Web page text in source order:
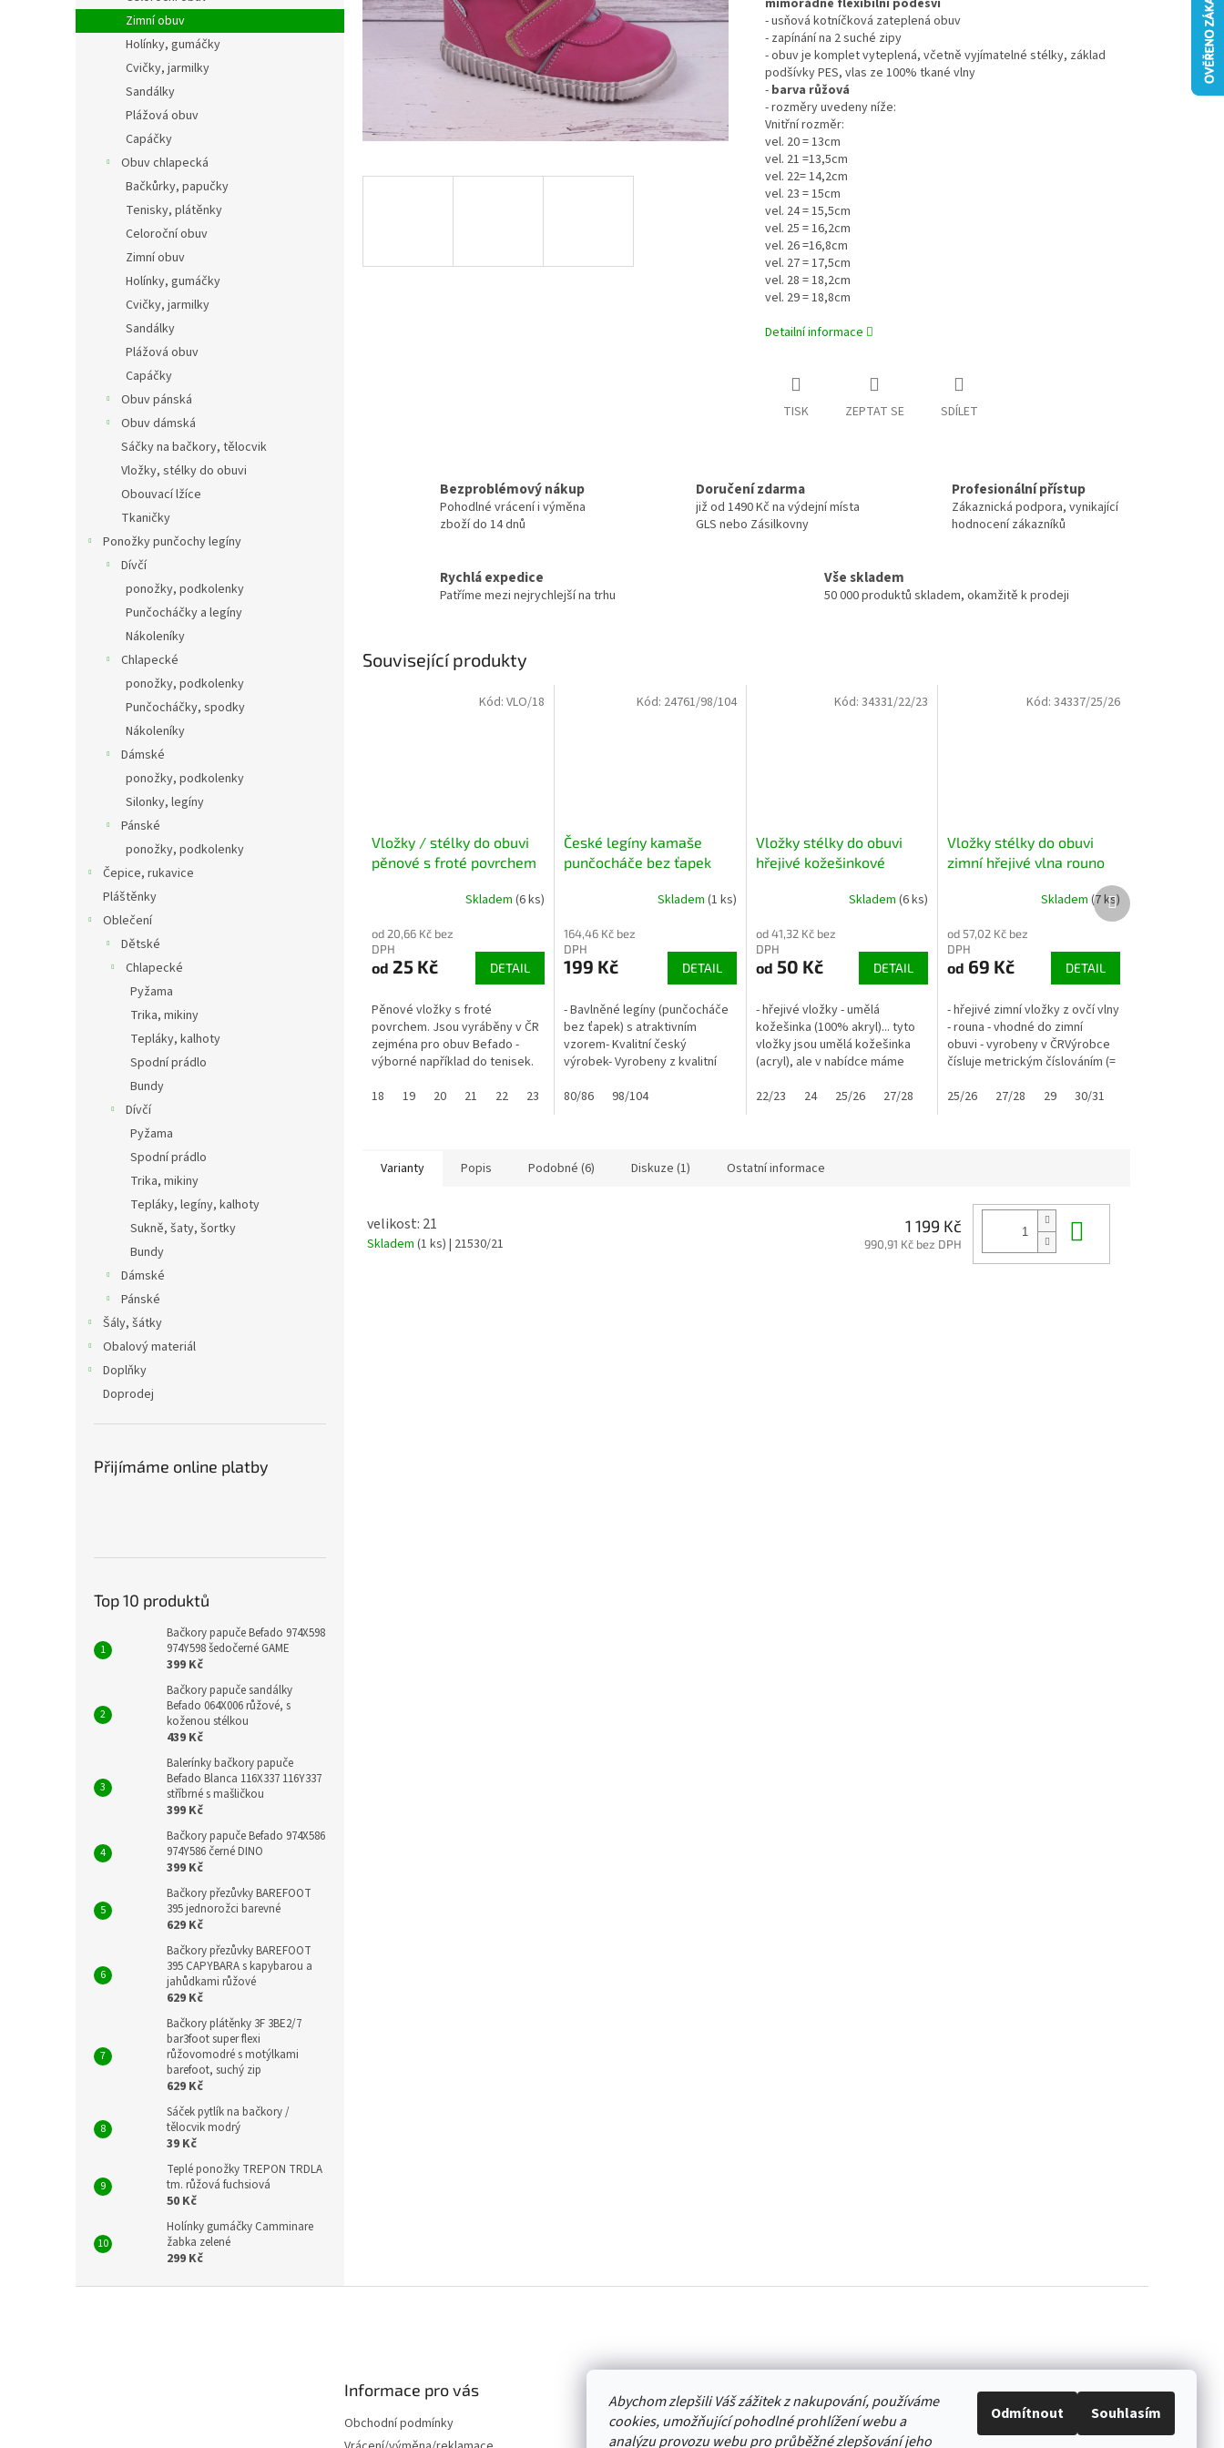
Abychom zlepšili Váš zážitek z nakupování, používáme
cookies, umožňující pohodlné prohlížení webu a
analýzu provozu webu pro průběžné zlepšování jeho
Odmítnout Souhlasím
n
e
Zimní obuv
Holínky, gumáčky
Cvičky, jarmilky
Sandálky
Plážová obuv
Capáčky
Obuv chlapecká
Bačkůrky, papučky
Tenisky, plátěnky
Celoroční obuv
Zimní obuv
Holínky, gumáčky
Cvičky, jarmilky
Sandálky
Plážová obuv
Capáčky
Obuv pánská
Obuv dámská
Sáčky na bačkory, tělocvik
Vložky, stélky do obuvi
Obouvací lžíce
Tkaničky
Ponožky punčochy legíny
Dívčí
ponožky, podkolenky
Punčocháčky a legíny
Nákoleníky
Chlapecké
ponožky, podkolenky
Punčocháčky, spodky
Nákoleníky
Dámské
ponožky, podkolenky
Silonky, legíny
Pánské
ponožky, podkolenky
Čepice, rukavice
Pláštěnky
Oblečení
Dětské
Chlapecké
Pyžama
Trika, mikiny
Tepláky, kalhoty
Spodní prádlo
Bundy
Dívčí
Pyžama
Spodní prádlo
Trika, mikiny
Tepláky, legíny, kalhoty
Sukně, šaty, šortky
Bundy
Dámské
Pánské
Šály, šátky
Obalový materiál
Doplňky
Doprodej
Přijímáme online platby
Top 10 produktů
Bačkory papuče Befado 974X598
974Y598 šedočerné GAME
399 Kč
Bačkory papuče sandálky
Befado 064X006 růžové, s
koženou stélkou
439 Kč
Balerínky bačkory papuče
Befado Blanca 116X337 116Y337
stříbrné s mašličkou
399 Kč
Bačkory papuče Befado 974X586
974Y586 černé DINO
399 Kč
Bačkory přezůvky BAREFOOT
395 jednorožci barevné
629 Kč
Bačkory přezůvky BAREFOOT
395 CAPYBARA s kapybarou a
jahůdkami růžové
629 Kč
Bačkory plátěnky 3F 3BE2/7
bar3foot super flexi
růžovomodré s motýlkami
barefoot, suchý zip
629 Kč
Sáček pytlík na bačkory /
tělocvik modrý
39 Kč
Teplé ponožky TREPON TRDLA
tm. růžová fuchsiová
50 Kč
Holínky gumáčky Camminare
žabka zelené
299 Kč
mimořádně flexibilní podešví
- usňová kotníčková zateplená obuv
- zapínání na 2 suché zipy
- obuv je komplet vyteplená, včetně vyjímatelné stélky, základ
podšívky PES, vlas ze 100% tkané vlny
- barva růžová
-rozměry uvedeny níže:
Vnitřní rozměr:
vel. 20 = 13cm
vel. 21 =13,5cm
vel. 22= 14,2cm
vel. 23 = 15cm
vel. 24 = 15,5cm
vel. 25 = 16,2cm
vel. 26 =16,8cm
vel. 27 = 17,5cm
vel. 28 = 18,2cm
vel. 29 = 18,8cm
Detailní informace
TISK ZEPTAT SE SDÍLET
Bezproblémový nákup
Pohodlné vrácení i výměna
zboží do 14 dnů
Doručení zdarma
již od 1490 Kč na výdejní místa
GLS nebo Zásilkovny
Profesionální přístup
Zákaznická podpora, vynikající
hodnocení zákazníků
Rychlá expedice
Patříme mezi nejrychlejší na trhu
Vše skladem
50 000 produktů skladem, okamžitě k prodeji
Související produkty
Vložky / stélky do obuvi
pěnové s froté povrchem
Skladem (6 ks)
od 20,66 Kč bez
DPH
od 25 Kč DETAIL
Pěnové vložky s froté
povrchem. Jsou vyráběny v ČR
zejména pro obuv Befado -
výborné například do tenisek.
lze dle potřeby zastřihnout -
18 19 20 21 22 23 24 25 37 44/45 46/47 48
Kód: VLO/18
České legíny kamaše
punčocháče bez ťapek
šedomodré pruhované
Skladem (1 ks)
164,46 Kč bez
DPH
199 Kč DETAIL
- Bavlněné legíny (punčocháče
bez ťapek) s atraktivním
vzorem- Kvalitní český
výrobek- Vyrobeny z kvalitní
nošení díky přidanému
80/86 98/104
Kód: 24761/98/104
Vložky stélky do obuvi
hřejivé kožešinkové
Skladem(6 ks)
od 41,32 Kč bez
DPH
od 50 Kč DETAIL
- hřejivé vložky - umělá
kožešinka (100% akryl)... tyto
vložky jsou umělá kožešinka
(acryl), ale v nabídce máme
zimní obuvi nebo třeba do
22/23 24 25/26 27/28 30/31 32 33/34 35/36
Kód:34331/22/23
Vložky stélky do obuvi
zimní hřejivé vlna rouno
Skladem (7 ks)
od 57,02 Kč bez
DPH
od 69 Kč DETAIL
- hřejivé zimní vložky z ovčí vlny
- rouna - vhodné do zimní
obuvi - vyrobeny v ČRVýrobce
čísluje metrickým číslováním (=
tabulce uvádíme...
25/26 27/28 29 30/31
Kód: 34337/25/26
Další
produkt
Varianty Popis Podobné (6) Diskuze (1) Ostatní informace
velikost: 21
Skladem (1 ks) | 21530/21
1 199 Kč
990,91 Kč bez DPH
Informace pro vás
Obchodní podmínky